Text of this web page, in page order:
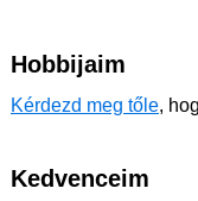
Hobbijaim
Kérdezd meg tőle,
Kedvenceim